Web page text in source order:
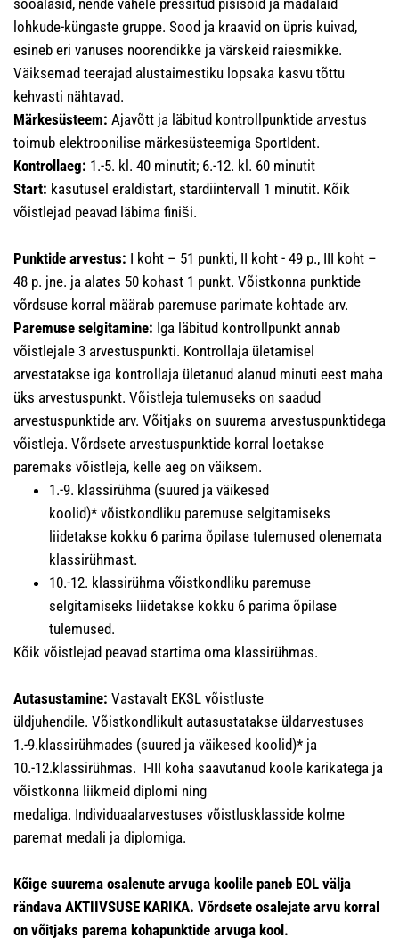
sooalasid, nende vahele pressitud pisisoid ja madalaid
lohkude-küngaste gruppe. Sood ja kraavid on üpris kuivad,
esineb eri vanuses noorendikke ja värskeid raiesmikke.
Väiksemad teerajad alustaimestiku lopsaka kasvu tõttu
kehvasti nähtavad.
Märkesüsteem: Ajavõtt ja läbitud kontrollpunktide arvestus
toimub elektroonilise märkesüsteemiga SportIdent.
Kontrollaeg: 1.-5. kl. 40 minutit; 6.-12. kl. 60 minutit
Start: kasutusel eraldistart, stardiintervall 1 minutit. Kõik
võistlejad peavad läbima finiši.
Punktide arvestus: I koht – 51 punkti, II koht - 49 p., III koht –
48 p. jne. ja alates 50 kohast 1 punkt. Võistkonna punktide
võrdsuse korral määrab paremuse parimate kohtade arv.
Paremuse selgitamine: Iga läbitud kontrollpunkt annab
võistlejale 3 arvestuspunkti. Kontrollaja ületamisel
arvestatakse iga kontrollaja ületanud alanud minuti eest maha
üks arvestuspunkt. Võistleja tulemuseks on saadud
arvestuspunktide arv. Võitjaks on suurema arvestuspunktidega
võistleja. Võrdsete arvestuspunktide korral loetakse
paremaks võistleja, kelle aeg on väiksem.
1.-9. klassirühma (suured ja väikesed
koolid)* võistkondliku paremuse selgitamiseks
liidetakse kokku 6 parima õpilase tulemused olenemata
klassirühmast.
10.-12. klassirühma võistkondliku paremuse
selgitamiseks liidetakse kokku 6 parima õpilase
tulemused.
Kõik võistlejad peavad startima oma klassirühmas.
Autasustamine: Vastavalt EKSL võistluste
üldjuhendile. Võistkondlikult autasustatakse üldarvestuses
1.-9.klassirühmades (suured ja väikesed koolid)* ja
10.-12.klassirühmas. I-III koha saavutanud koole karikatega ja
võistkonna liikmeid diplomi ning
medaliga. Individuaalarvestuses võistlusklasside kolme
paremat medali ja diplomiga.
Kõige suurema osalenute arvuga koolile paneb EOL välja
rändava AKTIIVSUSE KARIKA. Võrdsete osalejate arvu korral
on võitjaks parema kohapunktide arvuga kool.